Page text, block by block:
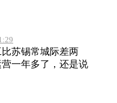
苏锡常城际差两
一年多了，还是说